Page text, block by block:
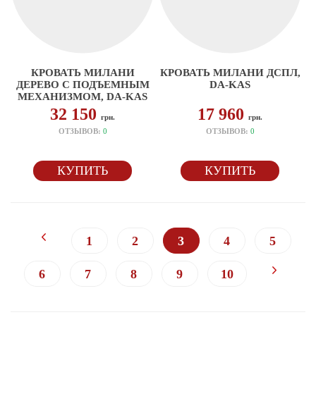
КРОВАТЬ МИЛАНИ
ДЕРЕВО С ПОДЪЕМНЫМ
МЕХАНИЗМОМ, DA-KAS
32 150грн.
ОТЗЫВОВ: 0
КУПИТЬ
КРОВАТЬ МИЛАНИ ДСПЛ,
DA-KAS
17 960грн.
ОТЗЫВОВ: 0
КУПИТЬ
1 2 3 4 5
6 7 8 9 10